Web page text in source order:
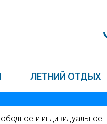
ЛЕТНИЙ ОТДЫХ
и индивидуальное